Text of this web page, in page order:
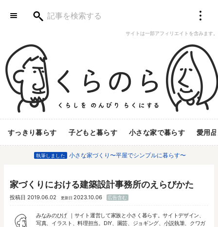
サイトは一部アフィリエイトを含みます。
すっきり暮らす 子どもと暮らす 小さな家で暮らす 愛用品
執筆しました 小さな家づくり〜平屋でシンプルに暮らす〜
家づくりにおける建築設計事務所のえらびかた
投稿日 2019.06.02 更新日 2023.10.06 広告含む
みなみのひげ
サイト運営して家族と小さく暮らす。サイトデザイン、
写真、イラスト、料理担当。DIY、園芸、ジョギング、 小説執筆、クワガ